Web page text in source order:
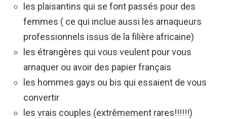
les plaisantins qui se font passés pour des
femmes ( ce qui inclue aussi les arnaqueurs
professionnels issus de la filière africaine)
les étrangères qui vous veulent pour vous
arnaquer ou avoir des papier français
les hommes gays ou bis qui essaient de vous
convertir
les vrais couples (extrêmement rares!!!!!!)